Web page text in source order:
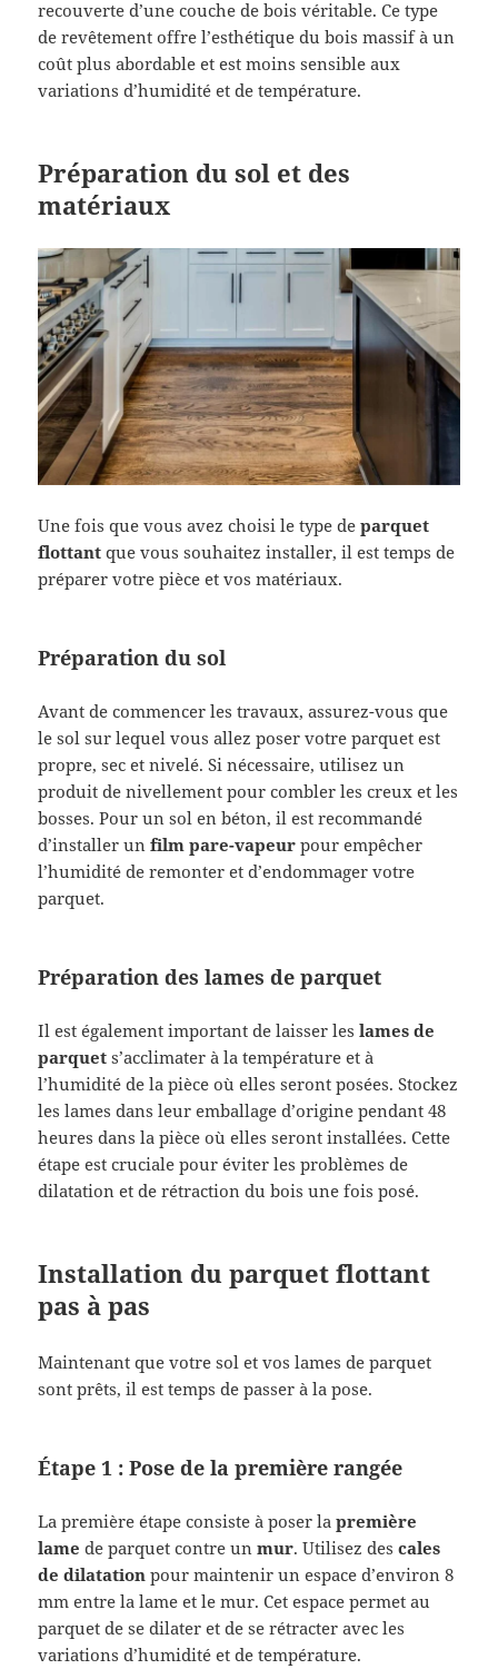
recouverte d’une couche de bois véritable. Ce type
de revêtement offre l’esthétique du bois massif à un
coût plus abordable et est moins sensible aux
variations d’humidité et de température.
Préparation du sol et des
matériaux
Une fois que vous avez choisi le type deparquet
flottant que vous souhaitez installer, il est temps de
préparer votre pièce et vos matériaux.
Préparation du sol
Avant de commencer les travaux, assurez-vous que
le sol sur lequel vous allez poser votre parquet est
propre, sec et nivelé. Si nécessaire, utilisez un
produit de nivellement pour combler les creux et les
bosses. Pour un sol en béton, il est recommandé
d’installer unfilm pare-vapeur pour empêcher
l’humidité de remonter et d’endommager votre
parquet.
Préparation des lames de parquet
Il est également important de laisser leslames de
parquet s’acclimater à la température et à
l’humidité de la pièce où elles seront posées. Stockez
les lames dans leur emballage d’origine pendant 48
heures dans la pièce où elles seront installées. Cette
étape est cruciale pour éviter les problèmes de
dilatation et de rétraction du bois une fois posé.
Installation du parquet flottant
pas à pas
Maintenant que votre sol et vos lames de parquet
sont prêts, il est temps de passer à la pose.
Étape 1 : Pose de la première rangée
La première étape consiste à poser lapremière
lame de parquet contre unmur. Utilisez descales
de dilatation pour maintenir un espace d’environ 8
mm entre la lame et le mur. Cet espace permet au
parquet de se dilater et de se rétracter avec les
variations d’humidité et de température.